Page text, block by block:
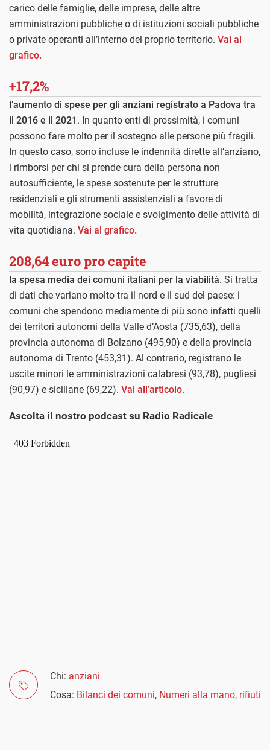
carico delle famiglie, delle imprese, delle altre
amministrazioni pubbliche o di istituzioni sociali pubbliche
o private operanti all’interno del proprio territorio. Vai al
grafico.
+17,2%
l’aumento di spese per gli anziani registrato a Padova tra
il 2016 e il 2021 . In quanto enti di prossimità, i comuni
possono fare molto per il sostegno alle persone più fragili.
In questo caso, sono incluse le indennità dirette all’anziano,
i rimborsi per chi si prende cura della persona non
autosufficiente, le spese sostenute per le strutture
residenziali e gli strumenti assistenziali a favore di
mobilità, integrazione sociale e svolgimento delle attività di
vita quotidiana. Vai al grafico.
208,64 euro pro capite
la spesa media dei comuni italiani per la viabilità. Si tratta
di dati che variano molto tra il nord e il sud del paese: i
comuni che spendono mediamente di più sono infatti quelli
dei territori autonomi della Valle d’Aosta (735,63), della
provincia autonoma di Bolzano (495,90) e della provincia
autonoma di Trento (453,31). Al contrario, registrano le
uscite minori le amministrazioni calabresi (93,78), pugliesi
(90,97) e siciliane (69,22). Vai all’articolo.
Ascolta il nostro podcast su Radio Radicale
Chi: anziani
Cosa: Bilanci dei comuni, Numeri alla mano, rifiuti